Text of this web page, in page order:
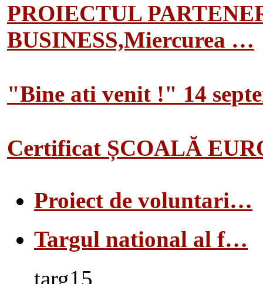
PROIECTUL
BUSINESS,Miercurea …
"Bine ati venit !" 14
Certificat ȘCOALĂ
Proiect de voluntari…
Targul national al f…
targ15